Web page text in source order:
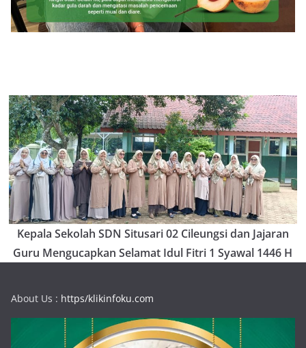
Kepala Sekolah SDN Situsari 02 Cileungsi dan Jajaran
Guru Mengucapkan Selamat Idul Fitri 1 Syawal 1446 H
About Us : https/klikinfoku.com